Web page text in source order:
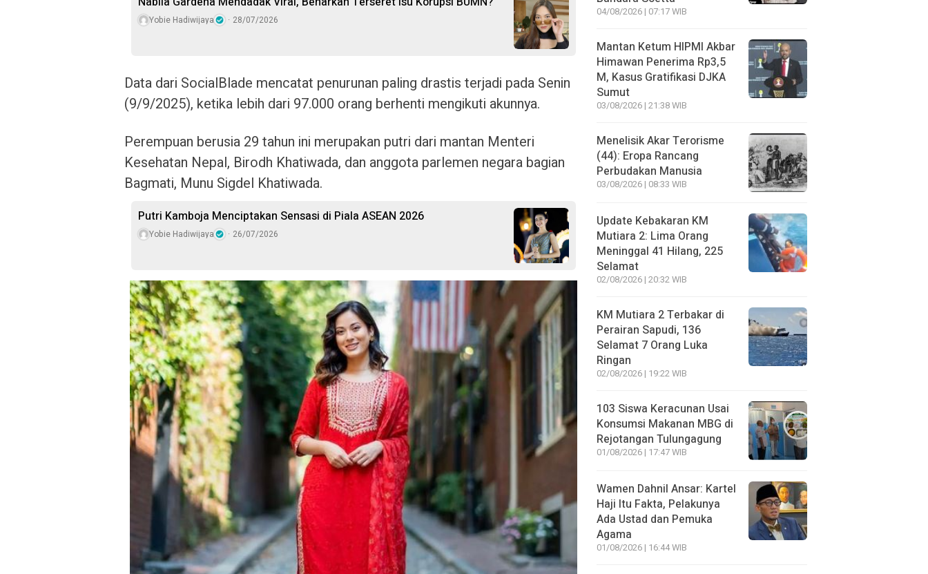
Yobie Hadiwijaya 28/07/2026
Data dari SocialBlade mencatat penurunan paling drastis terjadi pada Senin
(9/9/2025), ketika lebih dari 97.000 orang berhenti mengikuti akunnya.
Perempuan berusia 29 tahun ini merupakan putri dari mantan Menteri
Kesehatan Nepal, Birodh Khatiwada, dan anggota parlemen negara bagian
Bagmati, Munu Sigdel Khatiwada.
Putri Kamboja Menciptakan Sensasi di Piala ASEAN 2026
Yobie Hadiwijaya 26/07/2026
04/08/2026 | 07:17 WIB
Mantan Ketum HIPMI Akbar
Himawan Penerima Rp3,5
M, Kasus Gratifikasi DJKA
Sumut
03/08/2026 | 21:38 WIB
Menelisik Akar Terorisme
(44): Eropa Rancang
Perbudakan Manusia
03/08/2026 | 08:33 WIB
Update Kebakaran KM
Mutiara 2: Lima Orang
Meninggal 41 Hilang, 225
Selamat
02/08/2026 | 20:32 WIB
KM Mutiara 2 Terbakar di
Perairan Sapudi, 136
Selamat 7 Orang Luka
Ringan
02/08/2026 | 19:22 WIB
103 Siswa Keracunan Usai
Konsumsi Makanan MBG di
Rejotangan Tulungagung
01/08/2026 | 17:47 WIB
Wamen Dahnil Ansar: Kartel
Haji Itu Fakta, Pelakunya
Ada Ustad dan Pemuka
Agama
01/08/2026 | 16:44 WIB